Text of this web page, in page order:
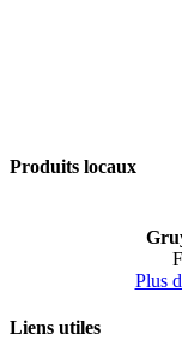
Produits locaux
Plus
Liens utiles